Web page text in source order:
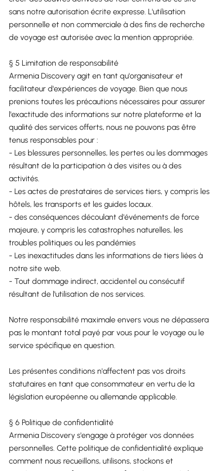
sans notre autorisation écrite expresse. L'utilisation
personnelle et non commerciale à des fins de recherche
de voyage est autorisée avec la mention appropriée.
§ 5 Limitation de responsabilité
Armenia Discovery agit en tant qu'organisateur et
facilitateur d'expériences de voyage. Bien que nous
prenions toutes les précautions nécessaires pour assurer
l'exactitude des informations sur notre plateforme et la
qualité des services offerts, nous ne pouvons pas être
tenus responsables pour :
- Les blessures personnelles, les pertes ou les dommages
résultant de la participation à des visites ou à des
activités.
- Les actes de prestataires de services tiers, y compris les
hôtels, les transports et les guides locaux.
- des conséquences découlant d'événements de force
majeure, y compris les catastrophes naturelles, les
troubles politiques ou les pandémies
- Les inexactitudes dans les informations de tiers liées à
notre site web.
- Tout dommage indirect, accidentel ou consécutif
résultant de l'utilisation de nos services.
Notre responsabilité maximale envers vous ne dépassera
pas le montant total payé par vous pour le voyage ou le
service spécifique en question.
Les présentes conditions n'affectent pas vos droits
statutaires en tant que consommateur en vertu de la
législation européenne ou allemande applicable.
§ 6 Politique de confidentialité
Armenia Discovery s'engage à protéger vos données
personnelles. Cette politique de confidentialité explique
comment nous recueillons, utilisons, stockons et